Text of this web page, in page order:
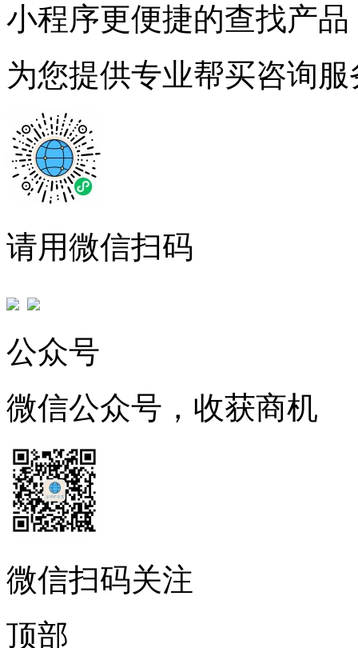
小程序更便捷的查找产品
为您提供专业帮买咨询服
请用微信扫码
公众号
微信公众号，收获商机
微信扫码关注
顶部